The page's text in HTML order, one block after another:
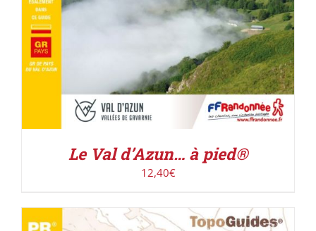
Le Val d’Azun… à pied®
12,40€